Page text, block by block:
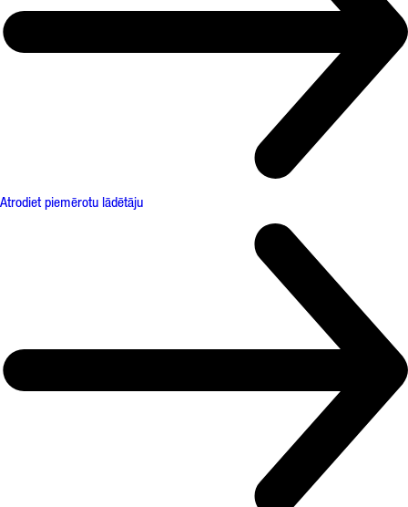
Atrodiet piemērotu lādētāju